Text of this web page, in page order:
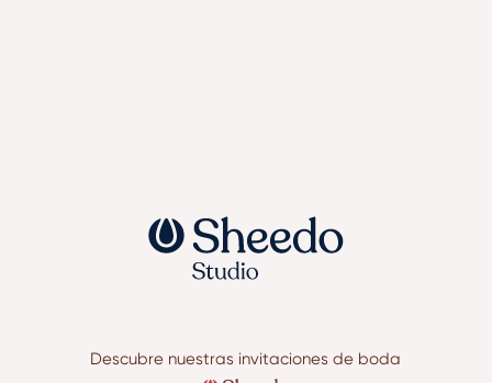
Descubre nuestras invitaciones de boda